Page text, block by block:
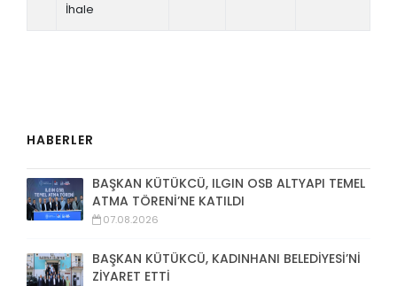
İhale
HABERLER
BAŞKAN KÜTÜKCÜ, ILGIN OSB ALTYAPI TEMEL
ATMA TÖRENİ’NE KATILDI
07.08.2026
BAŞKAN KÜTÜKCÜ, KADINHANI BELEDİYESİ’Nİ
ZİYARET ETTİ